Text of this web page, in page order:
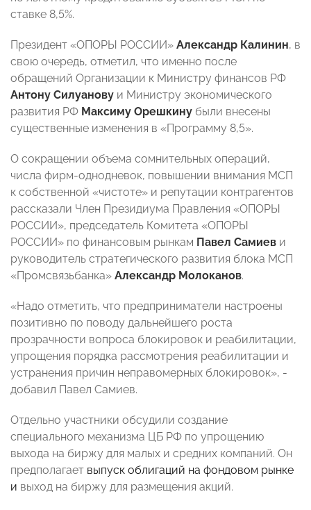
ставке 8,5%.
Президент «ОПОРЫ РОССИИ» Александр Калинин, в
свою очередь, отметил, что именно после
обращений Организации к Министру финансов РФ
Антону Силуанову и Министру экономического
развития РФ Максиму Орешкину были внесены
существенные изменения в «Программу 8,5».
О сокращении объема сомнительных операций,
числа фирм-однодневок, повышении внимания МСП
к собственной «чистоте» и репутации контрагентов
рассказали Член Президиума Правления «ОПОРЫ
РОССИИ», председатель Комитета «ОПОРЫ
РОССИИ» по финансовым рынкам Павел Самиев и
руководитель стратегического развития блока МСП
«Промсвязьбанка» Александр Молоканов.
«Надо отметить, что предприниматели настроены
позитивно по поводу дальнейшего роста
прозрачности вопроса блокировок и реабилитации,
упрощения порядка рассмотрения реабилитации и
устранения причин неправомерных блокировок», -
добавил Павел Самиев.
Отдельно участники обсудили создание
специального механизма ЦБ РФ по упрощению
выхода на биржу для малых и средних компаний. Он
предполагает выпуск облигаций на фондовом рынке
и выход на биржу для размещения акций.